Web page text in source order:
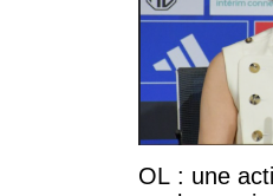
OL : une